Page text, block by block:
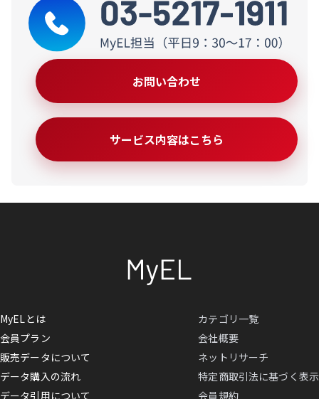
お問い合わせ
サービス内容はこちら
MyELとは
会員プラン
販売データについて
データ購入の流れ
データ引用について
カテゴリ一覧
会社概要
ネットリサーチ
特定商取引法に基づく表示
会員規約